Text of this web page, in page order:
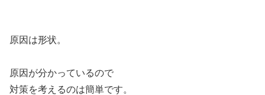
原因は形状。
原因が分かっているので
対策を考えるのは簡単です。